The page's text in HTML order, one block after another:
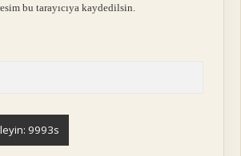
bu tarayıcıya kaydedilsin.